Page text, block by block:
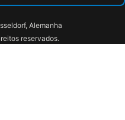
Alemanha
reservados.